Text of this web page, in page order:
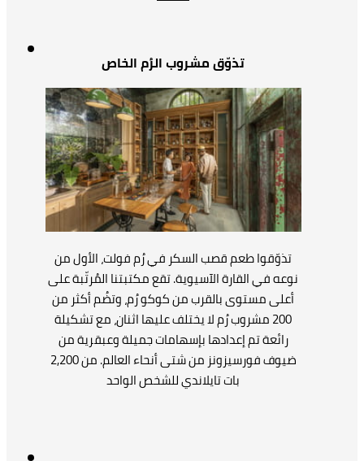
تذوّق مشروب الرُم الخاص
تذوّقوا طعم قصب السكر في رُم فولت، الأول من
نوعه في القارة الآسيوية. تقع مكتبتنا المُرتّبة على
أعلى مستوى بالقرب من كوكو رُم، وتضُم أكثر من
200 مشروب رُم لا يختلف عليها اثنان، مع تشكيلة
رائعة تم إعدادها بإسهامات جميلة وعبقرية من
ضيوف فورسيزونز من شتى أنحاء العالم. من 2,200
بات تايلاندي للشخص الواحد